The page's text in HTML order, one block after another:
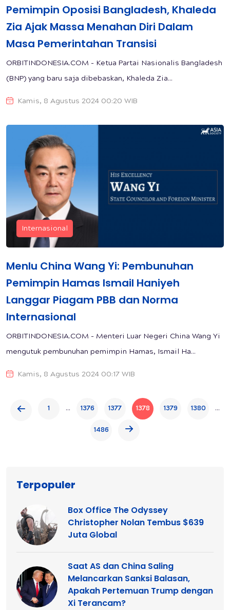
Pemimpin Oposisi Bangladesh, Khaleda
Zia Ajak Massa Menahan Diri Dalam
Masa Pemerintahan Transisi
ORBITINDONESIA.COM - Ketua Partai Nasionalis Bangladesh
(BNP) yang baru saja dibebaskan, Khaleda Zia...
Kamis, 8 Agustus 2024 00:20 WIB
Internasional
Menlu China Wang Yi: Pembunuhan
Pemimpin Hamas Ismail Haniyeh
Langgar Piagam PBB dan Norma
Internasional
ORBITINDONESIA.COM - Menteri Luar Negeri China Wang Yi
mengutuk pembunuhan pemimpin Hamas, Ismail Ha...
Kamis, 8 Agustus 2024 00:17 WIB
1 ... 1376 1377 1378 1379 1380 ...
1486
Terpopuler
Box Office The Odyssey
Christopher Nolan Tembus $639
Juta Global
Saat AS dan China Saling
Melancarkan Sanksi Balasan,
Apakah Pertemuan Trump dengan
Xi Terancam?